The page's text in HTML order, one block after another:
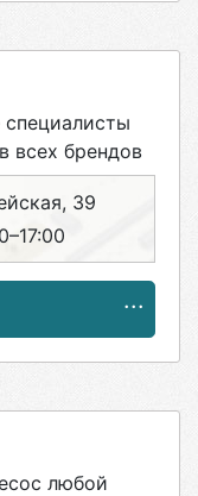
всех брендов
39
31
любой